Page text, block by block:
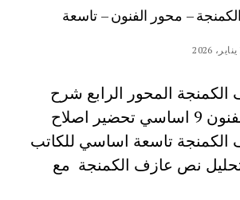
– محور الفنون – تاسعة
المحور الرابع شرح
نصوص محور الفنون 9 اساسي تحضير اصلاح
تاسعة اساسي للكاتب
تحليل نص عازف الكمنجة مع